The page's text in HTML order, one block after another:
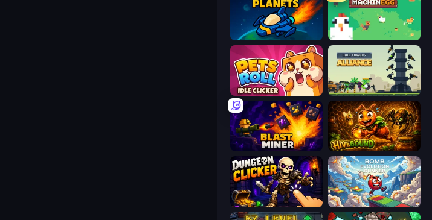
Battle of the Planets The MachinEGG
Pets Roll: Idle Clicker Iron Towers Alliance
Blast Miner Hivebound
Dungeon Clicker Bomb Evolution Runner